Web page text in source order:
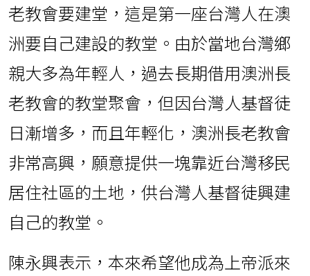
老教會要建堂，這是第一座台灣人在澳
洲要自己建設的教堂。由於當地台灣鄉
親大多為年輕人，過去長期借用澳洲長
老教會的教堂聚會，但因台灣人基督徒
日漸增多，而且年輕化，澳洲長老教會
非常高興，願意提供一塊靠近台灣移民
居住社區的土地，供台灣人基督徒興建
自己的教堂。
陳永興表示，本來希望他成為上帝派來